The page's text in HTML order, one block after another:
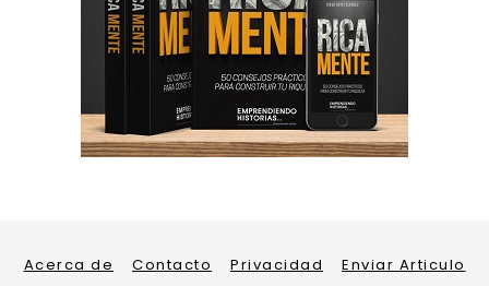
Acerca de Contacto Privacidad Enviar Articulo